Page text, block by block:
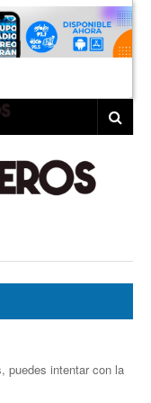
puedes intentar con la